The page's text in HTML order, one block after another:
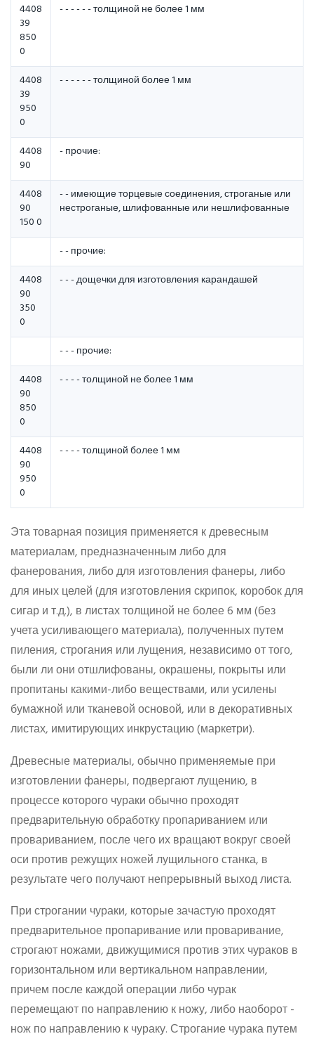
4408
39
850
0
- - - - - - толщиной не более 1 мм
4408
39
950
0
- - - - - - толщиной более 1 мм
4408
90
- прочие:
4408
90
150 0
- - имеющие торцевые соединения, строганые или
нестроганые, шлифованные или нешлифованные
- - прочие:
4408
90
350
0
- - - дощечки для изготовления карандашей
- - - прочие:
4408
90
850
0
- - - - толщиной не более 1 мм
4408
90
950
0
- - - - толщиной более 1 мм
Эта товарная позиция применяется к древесным
материалам, предназначенным либо для
фанерования, либо для изготовления фанеры, либо
для иных целей (для изготовления скрипок, коробок для
сигар и т.д.), в листах толщиной не более 6 мм (без
учета усиливающего материала), полученных путем
пиления, строгания или лущения, независимо от того,
были ли они отшлифованы, окрашены, покрыты или
пропитаны какими-либо веществами, или усилены
бумажной или тканевой основой, или в декоративных
листах, имитирующих инкрустацию (маркетри).
Древесные материалы, обычно применяемые при
изготовлении фанеры, подвергают лущению, в
процессе которого чураки обычно проходят
предварительную обработку пропариванием или
провариванием, после чего их вращают вокруг своей
оси против режущих ножей лущильного станка, в
результате чего получают непрерывный выход листа.
При строгании чураки, которые зачастую проходят
предварительное пропаривание или проваривание,
строгают ножами, движущимися против этих чураков в
горизонтальном или вертикальном направлении,
причем после каждой операции либо чурак
перемещают по направлению к ножу, либо наоборот -
нож по направлению к чураку. Строгание чурака путем